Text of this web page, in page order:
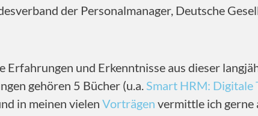
der Personalmanager, Deutsche
Erfahrungen und Erkenntnisse aus dieser
gehören 5 Bücher (u.a.Smart HRM: Digitale
in meinen vielen Vorträgen vermittle ich gerne